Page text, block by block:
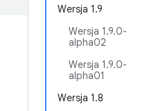
Wersja 1.9
Wersja 1.9.0-
alpha02
Wersja 1.9.0-
alpha01
Wersja 1.8